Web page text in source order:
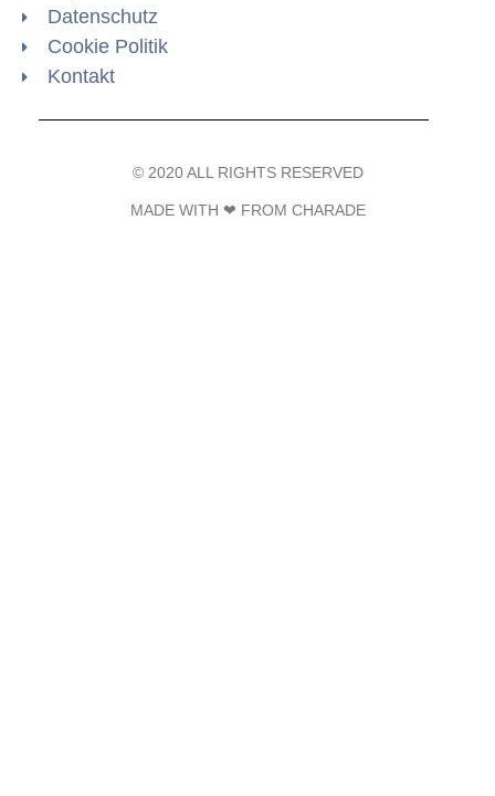
Datenschutz
Cookie Politik
Kontakt
© 2020 ALL RIGHTS RESERVED​
MADE WITH ❤ FROM CHARADE